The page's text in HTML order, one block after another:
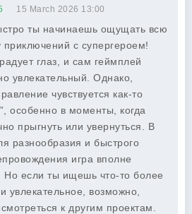
15 March 2026 13:00
ты начинаешь ощущать всю
приключений с супергероем!
глаз, и сам геймплей
увлекательный. Однако,
чувствуется как-то
особенно в моменты, когда
прыгнуть или увернуться. В
разнообразия и быстрого
игра вполне
Но если ты ищешь что-то более
увлекательное, возможно,
к другим проектам.